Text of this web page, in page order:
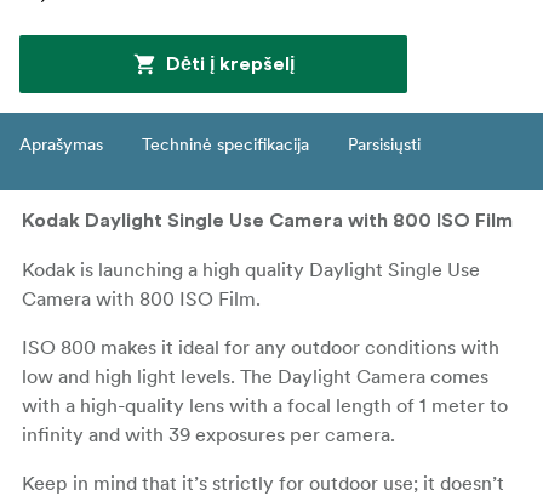
Dėti į krepšelį
Aprašymas Techninė specifikacija Parsisiųsti
Kodak Daylight Single Use Camera with 800 ISO Film
Kodak is launching a high quality Daylight Single Use
Camera with 800 ISO Film.
ISO 800 makes it ideal for any outdoor conditions with
low and high light levels. The Daylight Camera comes
with a high-quality lens with a focal length of 1 meter to
infinity and with 39 exposures per camera.
Keep in mind that it’s strictly for outdoor use; it doesn’t